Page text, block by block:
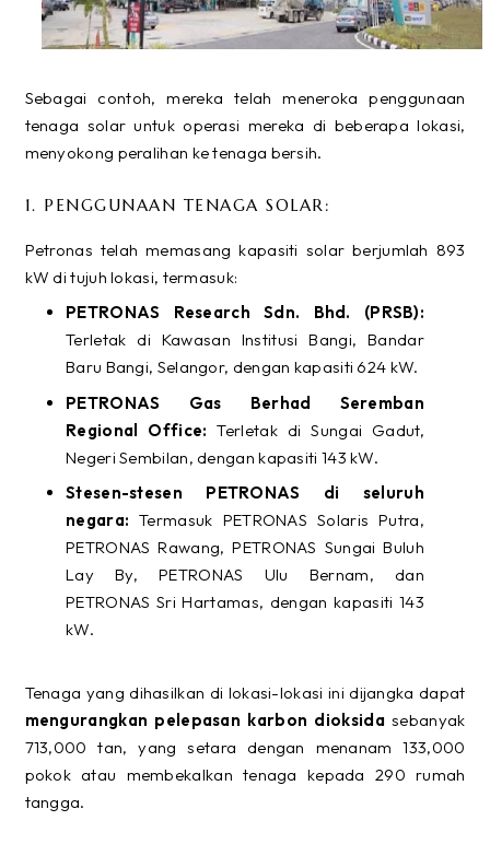
Sebagai contoh, mereka telah meneroka penggunaan
tenaga solar untuk operasi mereka di beberapa lokasi,
menyokong peralihan ke tenaga bersih.
1. PENGGUNAAN TENAGA SOLAR:
Petronas telah memasang kapasiti solar berjumlah 893
kW di tujuh lokasi, termasuk:
PETRONAS Research Sdn. Bhd. (PRSB):
Terletak di Kawasan Institusi Bangi, Bandar
Baru Bangi, Selangor, dengan kapasiti 624 kW.
PETRONAS Gas Berhad Seremban
Regional Office:Terletak di Sungai Gadut,
Negeri Sembilan, dengan kapasiti 143 kW.
Stesen-stesen PETRONAS di seluruh
negara:Termasuk PETRONAS Solaris Putra,
PETRONAS Rawang, PETRONAS Sungai Buluh
Lay By, PETRONAS Ulu Bernam, dan
PETRONAS Sri Hartamas, dengan kapasiti 143
kW.
Tenaga yang dihasilkan di lokasi-lokasi ini dijangka dapat
mengurangkan pelepasan karbon dioksida sebanyak
713,000 tan, yang setara dengan menanam 133,000
pokok atau membekalkan tenaga kepada 290 rumah
tangga.